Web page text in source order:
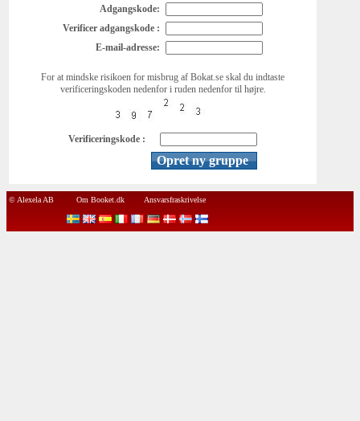
Adgangskode:
Verificer adgangskode :
E-mail-adresse:
For at mindske risikoen for misbrug af Bokat.se skal du indtaste
verificeringskoden nedenfor i ruden nedenfor til højre.
Verificeringskode :
© Alexela AB Om Booket.dk Ansvarsfraskrivelse